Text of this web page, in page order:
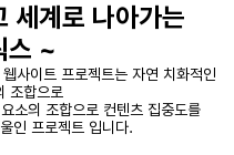
세계로 나아가는
스 ~
사이트 프로젝트는 자연 치화적인
조합으로
소의 조합으로 컨텐츠 집중도를
인 프로젝트 입니다.